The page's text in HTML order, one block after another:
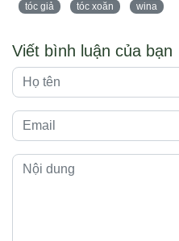
tóc giả
tóc xoăn wina
Viết bình luận của bạn